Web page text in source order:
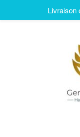
Livraison